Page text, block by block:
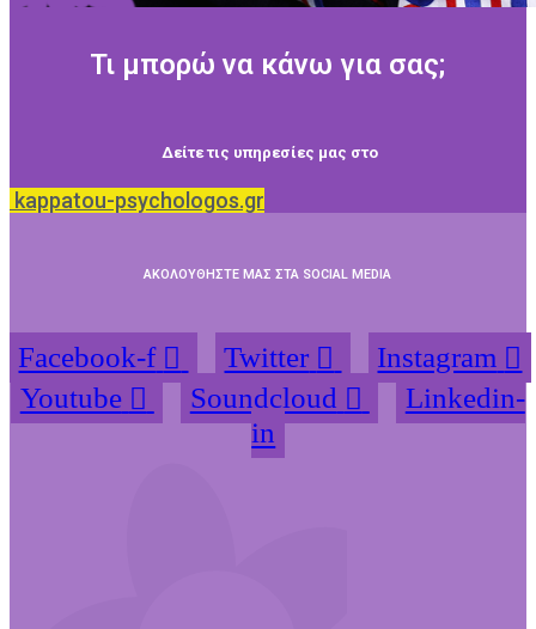
Τι μπορώ να κάνω για σας;
Δείτε τις υπηρεσίες μας στο
kappatou-psychologos.gr
ΑΚΟΛΟΥΘΗΣΤΕ ΜΑΣ ΣΤΑ SOCIAL MEDIA
Facebook-f Twitter
Instagram
Youtube
Soundcloud
Linkedin-
in